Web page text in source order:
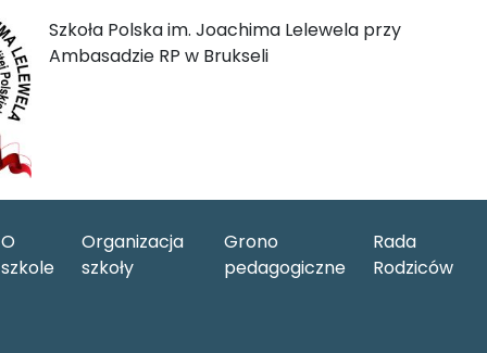
Szkoła Polska im. Joachima Lelewela przy
Ambasadzie RP w Brukseli
O
szkole
Organizacja
szkoły
Grono
pedagogiczne
Rada
Rodziców